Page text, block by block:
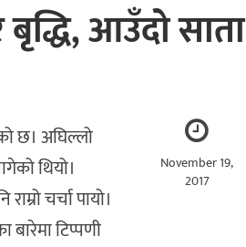
आउँदो साता
November 19,
2017
छ। अघिल्लो
थियो।
चर्चा पायो।
बारेमा टिप्पणी